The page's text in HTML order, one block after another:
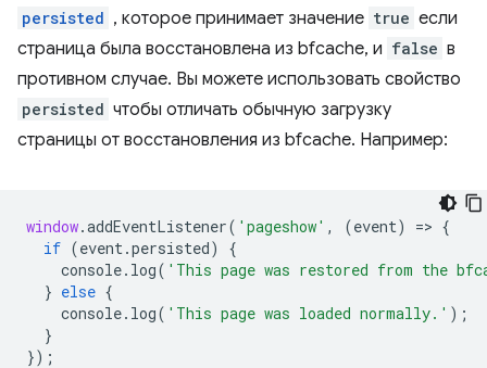
persisted , которое принимает значение true если
страница была восстановлена ​​из bfcache, и false в
противном случае. Вы можете использовать свойство
persisted чтобы отличать обычную загрузку
страницы от восстановления из bfcache. Например:
window.addEventListener( 'pageshow' , (event) => {
if (event.persisted)
{
console. log( 'This page was restored from the
} else {
console. log( 'This page was loaded normally.' );
}
});